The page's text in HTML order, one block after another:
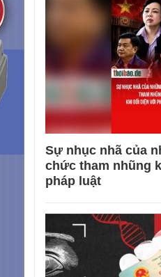
Sự nhục nhã của
chức tham nhũng
pháp luật